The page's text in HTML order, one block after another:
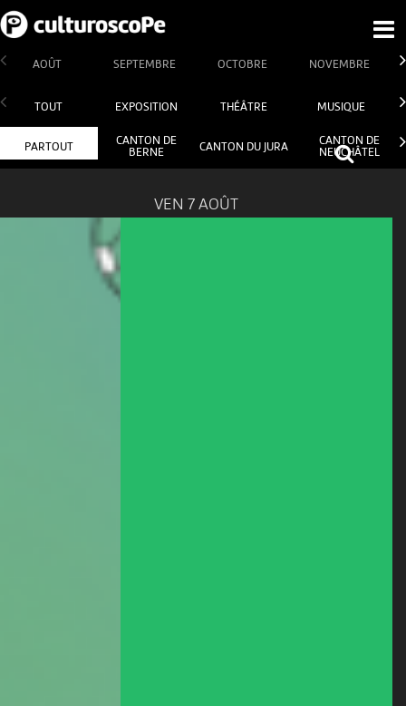
AOÛT SEPTEMBRE OCTOBRE NOVEMBRE
TOUT EXPOSITION THÉÂTRE MUSIQUE
PARTOUT
CANTON DE
BERNE
CANTON DU JURA
CANTON DE
NEUCHÂTEL
VEN 7 AOÛT